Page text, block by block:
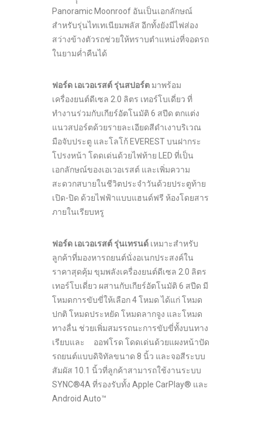
Panoramic Moonroof อันเป็นเอกลักษณ์
สำหรับรุ่นไทเทเนียมพลัส อีกทั้งยังมีไฟส่อง
สว่างข้างตัวรถช่วยให้ทราบตำแหน่งที่จอดรถ
ในยามค่ำคืนได้
ฟอร์ด เอเวอเรสต์ รุ่นสปอร์ต มาพร้อม
เครื่องยนต์ดีเซล 2.0 ลิตร เทอร์โบเดี่ยว ที่
ทำงานร่วมกับเกียร์อัตโนมัติ 6 สปีด ตกแต่ง
แนวสปอร์ตด้วยรายละเอียดสีดำเงาบริเวณ
มือจับประตู และโลโก้ EVEREST บนฝากระ
โปรงหน้า โดดเด่นด้วยไฟท้าย LED ที่เป็น
เอกลักษณ์ของเอเวอเรสต์ และเพิ่มความ
สะดวกสบายในชีวิตประจำวันด้วยประตูท้าย
เปิด-ปิด ด้วยไฟฟ้าแบบแฮนด์ฟรี ห้องโดยสาร
ภายในเรียบหรู
ฟอร์ด เอเวอเรสต์ รุ่นเทรนด์ เหมาะสำหรับ
ลูกค้าที่มองหารถยนต์นั่งอเนกประสงค์ใน
ราคาสุดคุ้ม ขุมพลังเครื่องยนต์ดีเซล 2.0 ลิตร
เทอร์โบเดี่ยว ผสานกับเกียร์อัตโนมัติ 6 สปีด มี
โหมดการขับขี่ให้เลือก 4 โหมด ได้แก่ โหมด
ปกติ โหมดประหยัด โหมดลากจูง และโหมด
ทางลื่น ช่วยเพิ่มสมรรถนะการขับขี่ทั้งบนทาง
เรียบและ ออฟโรด โดดเด่นด้วยแผงหน้าปัด
รถยนต์แบบดิจิทัลขนาด 8 นิ้ว และจอสีระบบ
สัมผัส 10.1 นิ้วที่ลูกค้าสามารถใช้งานระบบ
SYNC®4A ที่รองรับทั้ง Apple CarPlay® และ
Android Auto™